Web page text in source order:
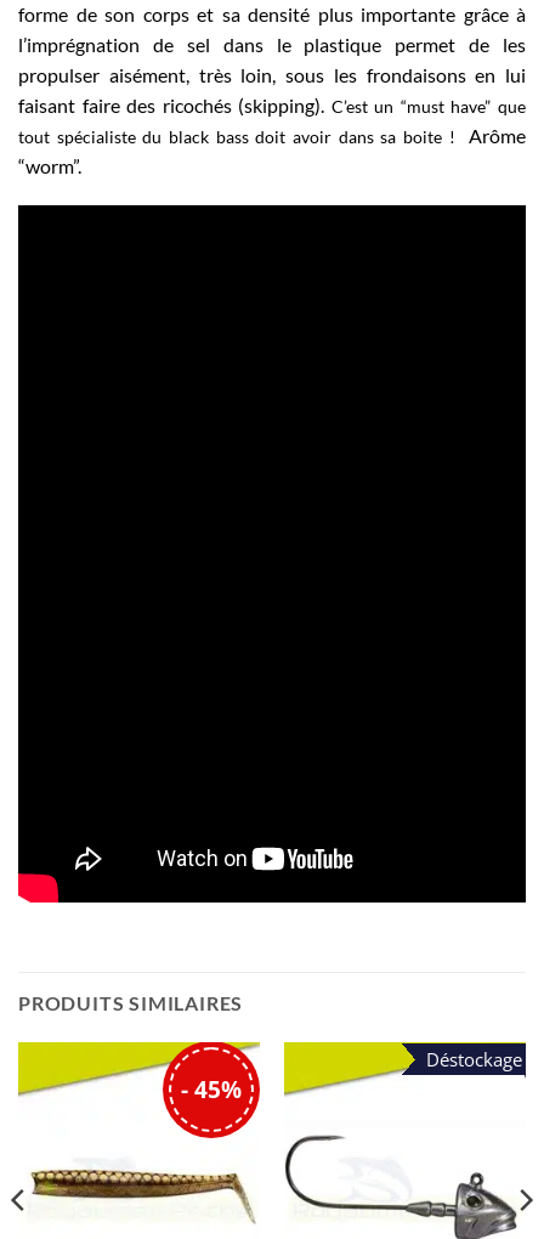
forme de son corps et sa densité plus importante grâce à
l’imprégnation de sel dans le plastique permet de les
propulser aisément, très loin, sous les frondaisons en lui
faisant faire des ricochés (skipping). C’est un “must have” que
tout spécialiste du black bass doit avoir dans sa boite !
Arôme
“worm”.
Avis des clients
PRODUITS SIMILAIRES
- 45%
Déstockage